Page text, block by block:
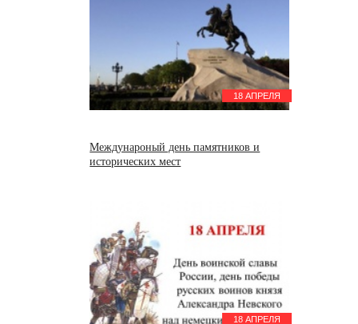
18 АПРЕЛЯ
Междунароный день памятников и
исторических мест
18 АПРЕЛЯ